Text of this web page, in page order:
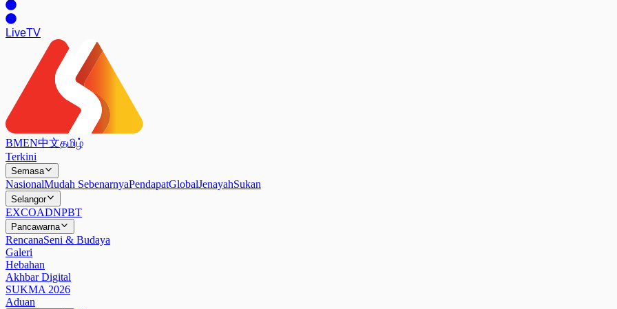
LiveTV
BMEN中文தமிழ்
Terkini
Semasa
NasionalMudah SebenarnyaPendapatGlobalJenayahSukan
Selangor
EXCOADNPBT
Pancawarna
RencanaSeni & Budaya
Galeri
Hebahan
Akhbar Digital
SUKMA 2026
Aduan